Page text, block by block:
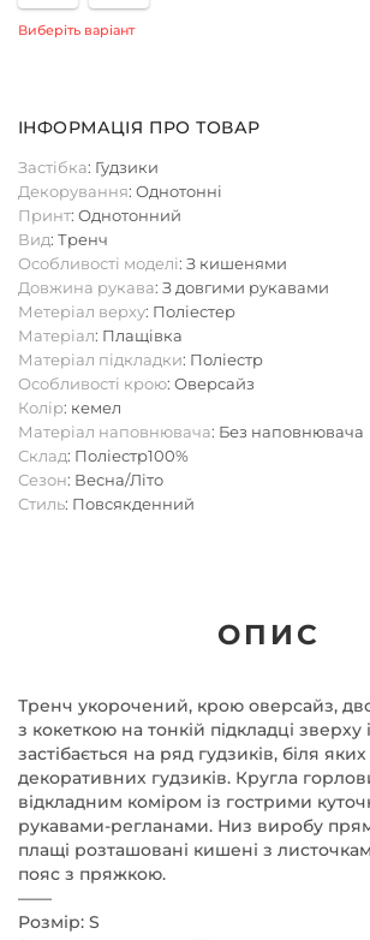
Виберіть варіант
ІНФОРМАЦІЯ ПРО ТОВАР
Застібка: Гудзики
Декорування: Однотонні
Принт: Однотонний
Вид: Тренч
Особливості моделі: З кишенями
Довжина рукава: З довгими рукавами
Метеріал верху: Поліестер
Матеріал: Плащівка
Матеріал підкладки: Поліестр
Особливості крою: Оверсайз
Колір: кемел
Матеріал наповнювача: Без наповнювача
Склад: Поліестр100%
Сезон: Весна/Літо
Стиль: Повсякденний
ОПИС
Тренч укорочений, крою оверсайз,
з кокеткою на тонкій підкладці зверху
застібається на ряд гудзиків, біля
декоративних гудзиків. Кругла
відкладним коміром із гострими
рукавами-регланами. Низ виробу
плащі розташовані кишені з
пояс з пряжкою.
——
Розмір: S